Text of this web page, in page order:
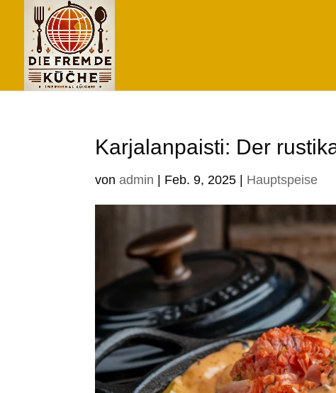
Karjalanpaisti: Der
vonadmin Feb. 9, 2025 Hauptspeise